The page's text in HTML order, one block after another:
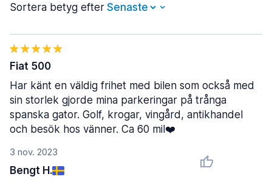
Sortera betyg efter
3 nov. 2023
Bengt H.
Fiat 500
Har känt en väldig frihet med bilen som också med
sin storlek gjorde mina parkeringar på trånga
spanska gator. Golf, krogar, vingård, antikhandel
och besök hos vänner. Ca 60 mil❤️